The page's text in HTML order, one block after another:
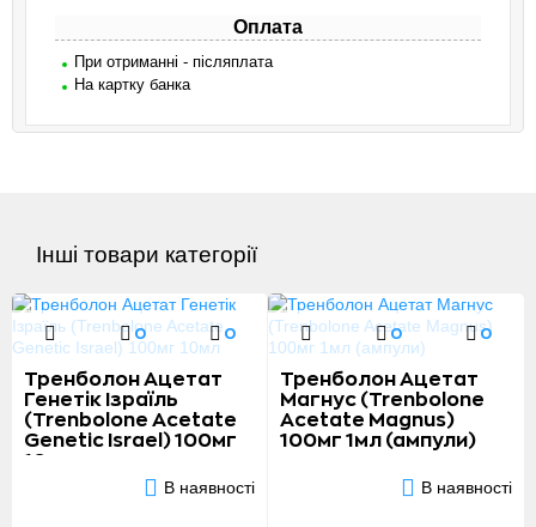
Оплата
При отриманні - післяплата
На картку банка
Інші товари категорії
0 0
Тренболон Ацетат
Генетік Ізраїль
(Trenbolone Acetate
Genetic Israel) 100мг
10мл
В наявності
0 0
Тренболон Ацетат
Магнус (Trenbolone
Acetate Magnus)
100мг 1мл (ампули)
В наявності